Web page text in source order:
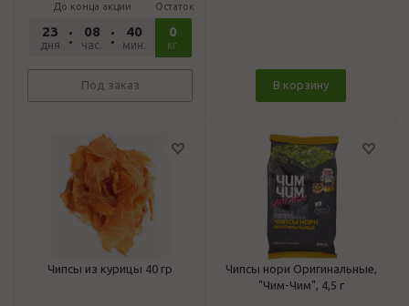
До конца акции
23
дня
08
час.
40
мин.
19
сек.
Остаток
0
кг.
Под заказ В корзину
Чипсы из курицы 40 гр
Чипсы нори Оригинальные,
"Чим-Чим", 4,5 г